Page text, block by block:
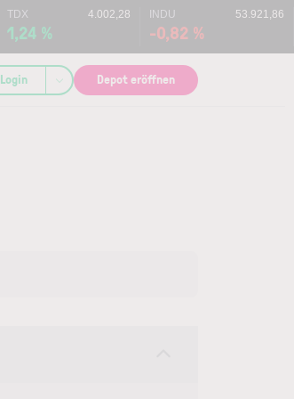
TDX 4.002,28
1,24 %
INDU 53.921,86
-0,82 %
Login Depot eröffnen